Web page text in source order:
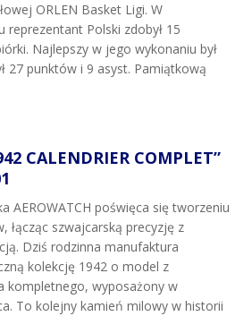
ORLEN Basket Ligi. W
reprezentant Polski zdobył 15
Najlepszy w jego wykonaniu był
27 punktów i 9 asyst. Pamiątkową
CALENDRIER COMPLET”
AEROWATCH poświęca się tworzeniu
łącząc szwajcarską precyzję z
Dziś rodzinna manufaktura
kolekcję 1942 o model z
kompletnego, wyposażony w
To kolejny kamień milowy w historii